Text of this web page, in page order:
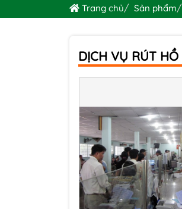
Trang chủ Sản phẩm
DỊCH VỤ RÚT